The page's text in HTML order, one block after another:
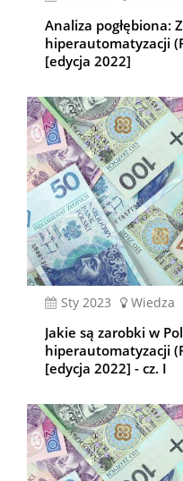
Analiza pogłębiona:
hiperautomatyzacji
[edycja 2022]
sty 2023 Wiedza
Jakie są zarobki w
hiperautomatyzacji
[edycja 2022] - cz. I